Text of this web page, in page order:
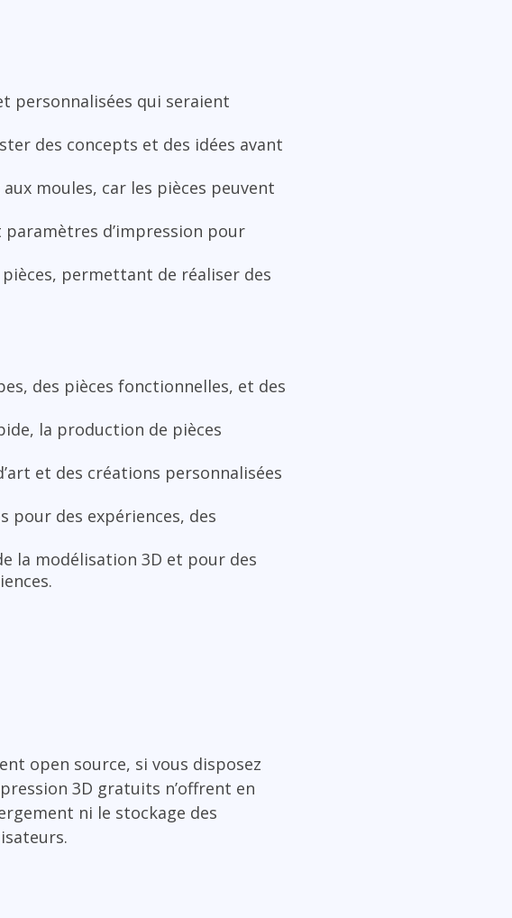
personnalisées qui seraient
des concepts et des idées avant
moules, car les pièces peuvent
d’impression pour
permettant de réaliser des
des pièces fonctionnelles, et des
la production de pièces
et des créations personnalisées
pour des expériences, des
la modélisation 3D et pour des
open source, si vous disposez
3D gratuits n’offrent en
ni le stockage des